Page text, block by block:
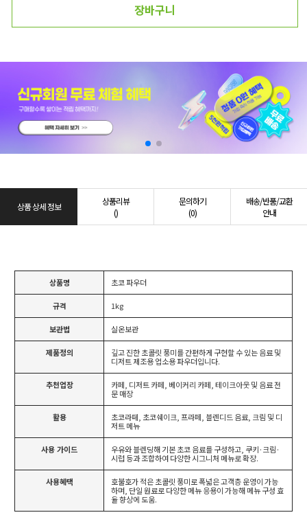
장바구니
상품 상세 정보
상품리뷰
()
문의하기
(0)
배송/반품/교환
안내
상품명 초코 파우더
규격 1kg
보관법 실온보관
제품정의
깊고 진한 초콜릿 풍미를 간편하게 구현할 수 있는 음료 및
디저트 제조용 업소용 파우더입니다.
추천업장
카페, 디저트 카페, 베이커리 카페, 테이크아웃 및 음료 전
문 매장
활용
초코라떼, 초코쉐이크, 프라페, 블렌디드 음료, 크림 및 디
저트 메뉴
사용 가이드
우유와 블렌딩해 기본 초코 음료를 구성하고, 쿠키·크림·
시럽 등과 조합하여 다양한 시그니처 메뉴로 확장.
사용혜택
호불호가 적은 초콜릿 풍미로 폭넓은 고객층 운영이 가능
하며, 단일 원료로 다양한 메뉴 응용이 가능해 메뉴 구성 효
율 향상에 도움.